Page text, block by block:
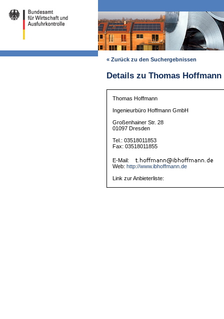
« Zurück zu den Suchergebnissen
Details zu Thomas Hoffmann
Thomas Hoffmann
Ingenieurbüro Hoffmann GmbH
Großenhainer Str. 28
01097 Dresden
Tel.: 03518011853
Fax: 03518011855
E-Mail:
Web: http://www.ibhoffmann.de
Link zur Anbieterliste: